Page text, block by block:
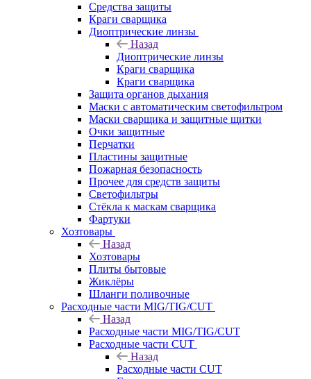
Средства защиты
Краги сварщика
Диоптрические линзы
Назад
Диоптрические линзы
Краги сварщика
Краги сварщика
Защита органов дыхания
Маски с автоматическим светофильтром
Маски сварщика и защитные щитки
Очки защитные
Перчатки
Пластины защитные
Пожарная безопасность
Прочее для средств защиты
Светофильтры
Стёкла к маскам сварщика
Фартуки
Хозтовары
Назад
Хозтовары
Плиты бытовые
Жиклёры
Шланги поливочные
Расходные части MIG/TIG/CUT
Назад
Расходные части MIG/TIG/CUT
Расходные части CUT
Назад
Расходные части CUT